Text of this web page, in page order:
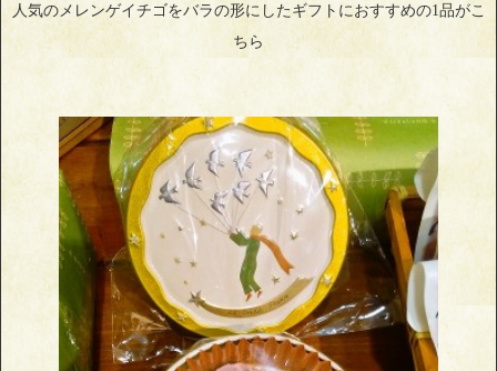
人気のメレンゲイチゴをバラの形にしたギフトにおすすめの1品がこ
ちら